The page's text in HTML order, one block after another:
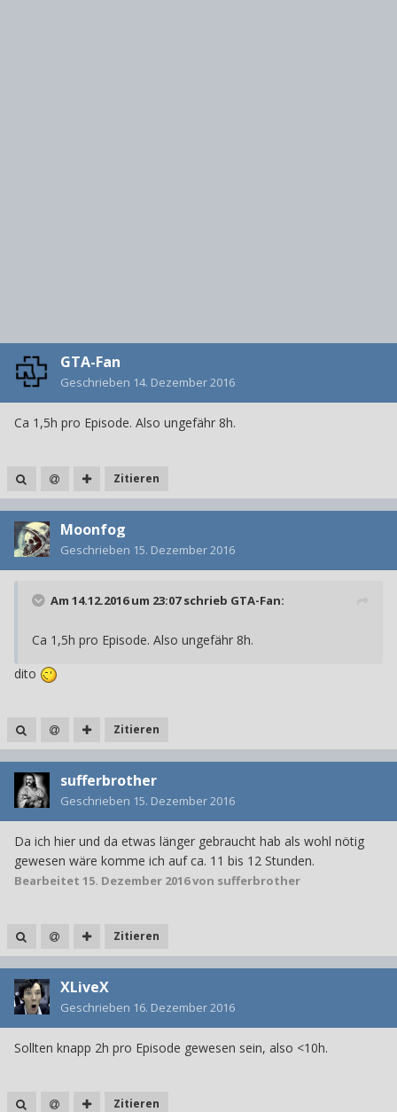
GTA-Fan
Geschrieben 14. Dezember 2016
Ca 1,5h pro Episode. Also ungefähr 8h.
Zitieren
Moonfog
Geschrieben 15. Dezember 2016
Am 14.12.2016 um 23:07 schrieb GTA-Fan:
Ca 1,5h pro Episode. Also ungefähr 8h.
dito
Zitieren
sufferbrother
Geschrieben 15. Dezember 2016
Da ich hier und da etwas länger gebraucht hab als wohl nötig
gewesen wäre komme ich auf ca. 11 bis 12 Stunden.
Bearbeitet 15. Dezember 2016von sufferbrother
Zitieren
XLiveX
Geschrieben 16. Dezember 2016
Sollten knapp 2h pro Episode gewesen sein, also <10h.
Zitieren